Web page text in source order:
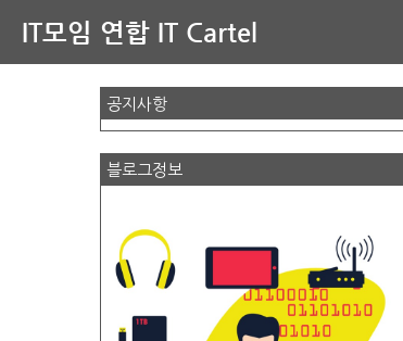
IT모임 연합 IT Cartel
공지사항
블로그정보